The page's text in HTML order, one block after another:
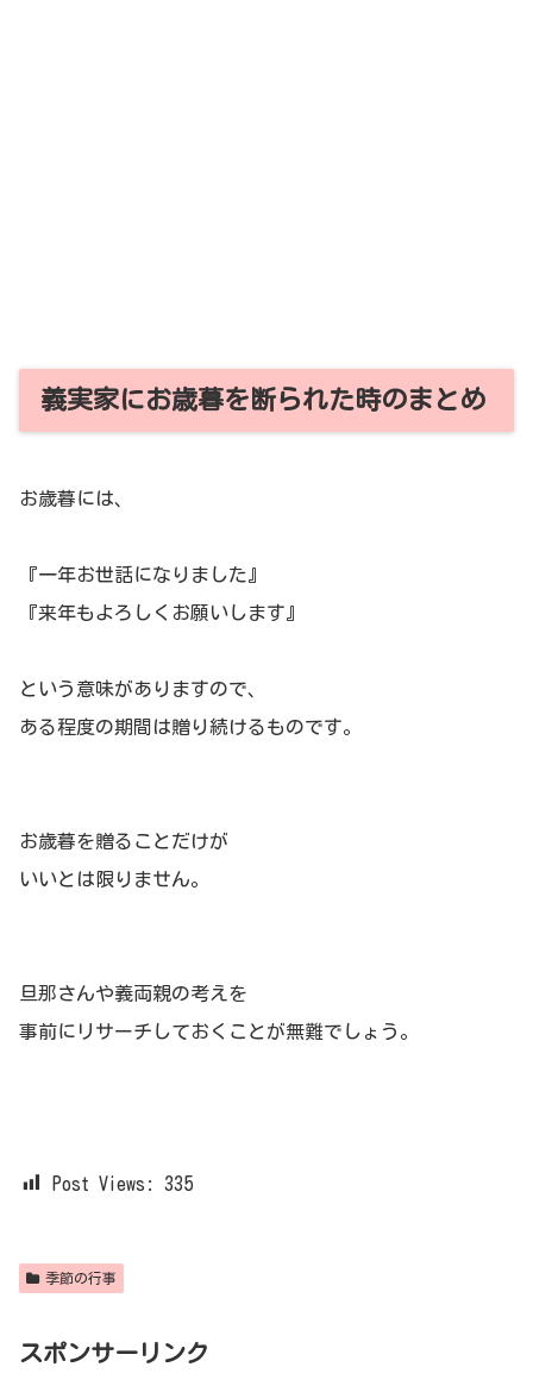
義実家にお歳暮を断られた時のまとめ
お歳暮には、
『一年お世話になりました』
『来年もよろしくお願いします』
という意味がありますので、
ある程度の期間は贈り続けるものです。
お歳暮を贈ることだけが
いいとは限りません。
旦那さんや義両親の考えを
事前にリサーチしておくことが無難でしょう。
Post Views: 335
季節の行事
スポンサーリンク